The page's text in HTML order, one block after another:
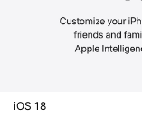
iOS 18